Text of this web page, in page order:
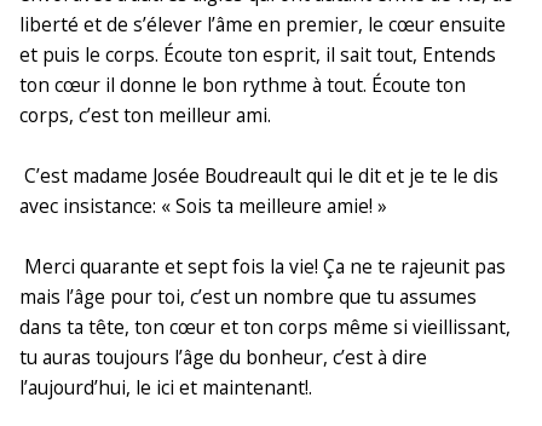
liberté et de s’élever l’âme en premier, le cœur ensuite
et puis le corps. Écoute ton esprit, il sait tout, Entends
ton cœur il donne le bon rythme à tout. Écoute ton
corps, c’est ton meilleur ami.
C’est madame Josée Boudreault qui le dit et je te le dis
avec insistance: « Sois ta meilleure amie! »
Merci quarante et sept fois la vie! Ça ne te rajeunit pas
mais l’âge pour toi, c’est un nombre que tu assumes
dans ta tête, ton cœur et ton corps même si vieillissant,
tu auras toujours l’âge du bonheur, c’est à dire
l’aujourd’hui, le ici et maintenant!.